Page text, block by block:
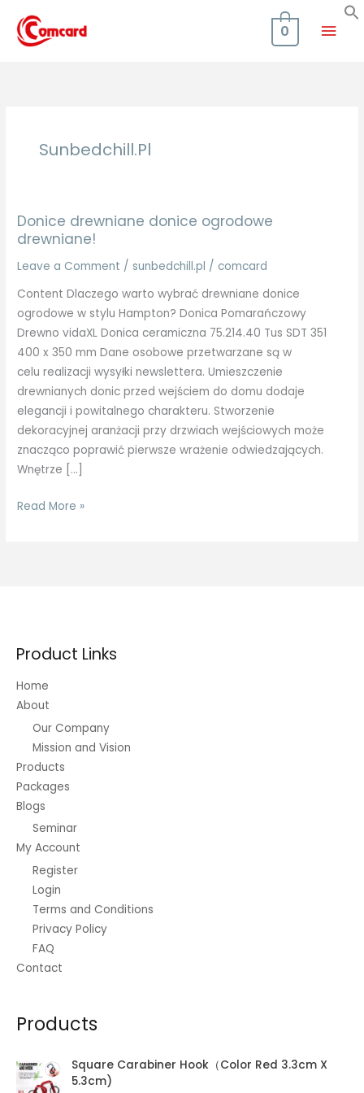
content
Main
0
Sunbedchill.pl
Donice drewniane donice ogrodowe
drewniane!
Leave a Comment / sunbedchill.pl / comcard
Content Dlaczego warto wybrać drewniane donice
ogrodowe w stylu Hampton? Donica Pomarańczowy
Drewno vidaXL Donica ceramiczna 75.214.40 Tus SDT 351
400 x 350 mm Dane osobowe przetwarzane są w
celu realizacji wysyłki newslettera. Umieszczenie
drewnianych donic przed wejściem do domu dodaje
elegancji i powitalnego charakteru. Stworzenie
dekoracyjnej aranżacji przy drzwiach wejściowych może
znacząco poprawić pierwsze wrażenie odwiedzających.
Wnętrze […]
Donice
Read More »
Product Links
Home
About
Our Company
Mission and Vision
Products
Packages
Blogs
Seminar
My Account
Register
Login
Terms and Conditions
Privacy Policy
FAQ
Contact
Products
Square Carabiner Hook（Color Red 3.3cm X
5.3cm)